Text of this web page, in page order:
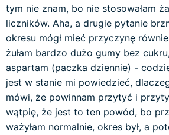
tym nie znam, bo nie stosowałam
liczników. Aha, a drugie pytanie
okresu mógł mieć przyczynę
żułam bardzo dużo gumy bez
aspartam (paczka dziennie) -
jest w stanie mi powiedzieć,
mówi, że powinnam przytyć i
wątpię, że jest to ten powód, bo
ważyłam normalnie, okres był, a